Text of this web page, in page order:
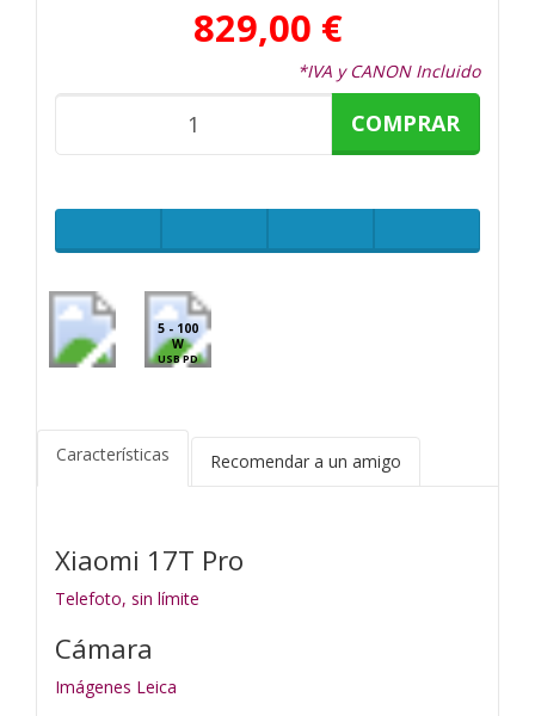
829,00 €
*IVA y CANON Incluido
COMPRAR
5 - 100
W
USB PD
Características Recomendar a un amigo
Xiaomi 17T Pro
Telefoto, sin límite
Cámara
Imágenes Leica